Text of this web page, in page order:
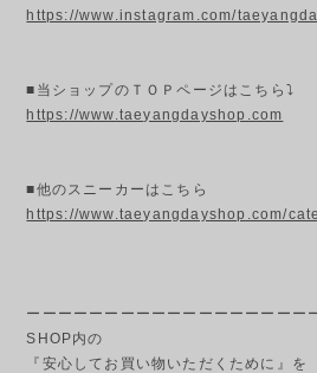
https://www.instagram.com/
■当ショップのＴＯＰページはこちら⤵
https://www.taeyangdayshop.com
■他のスニーカーはこちら
https://www.taeyangdayshop.com/
ーーーーーーーーーーーーーーーーーー
SHOP内の
『安心してお買い物いただくために』を